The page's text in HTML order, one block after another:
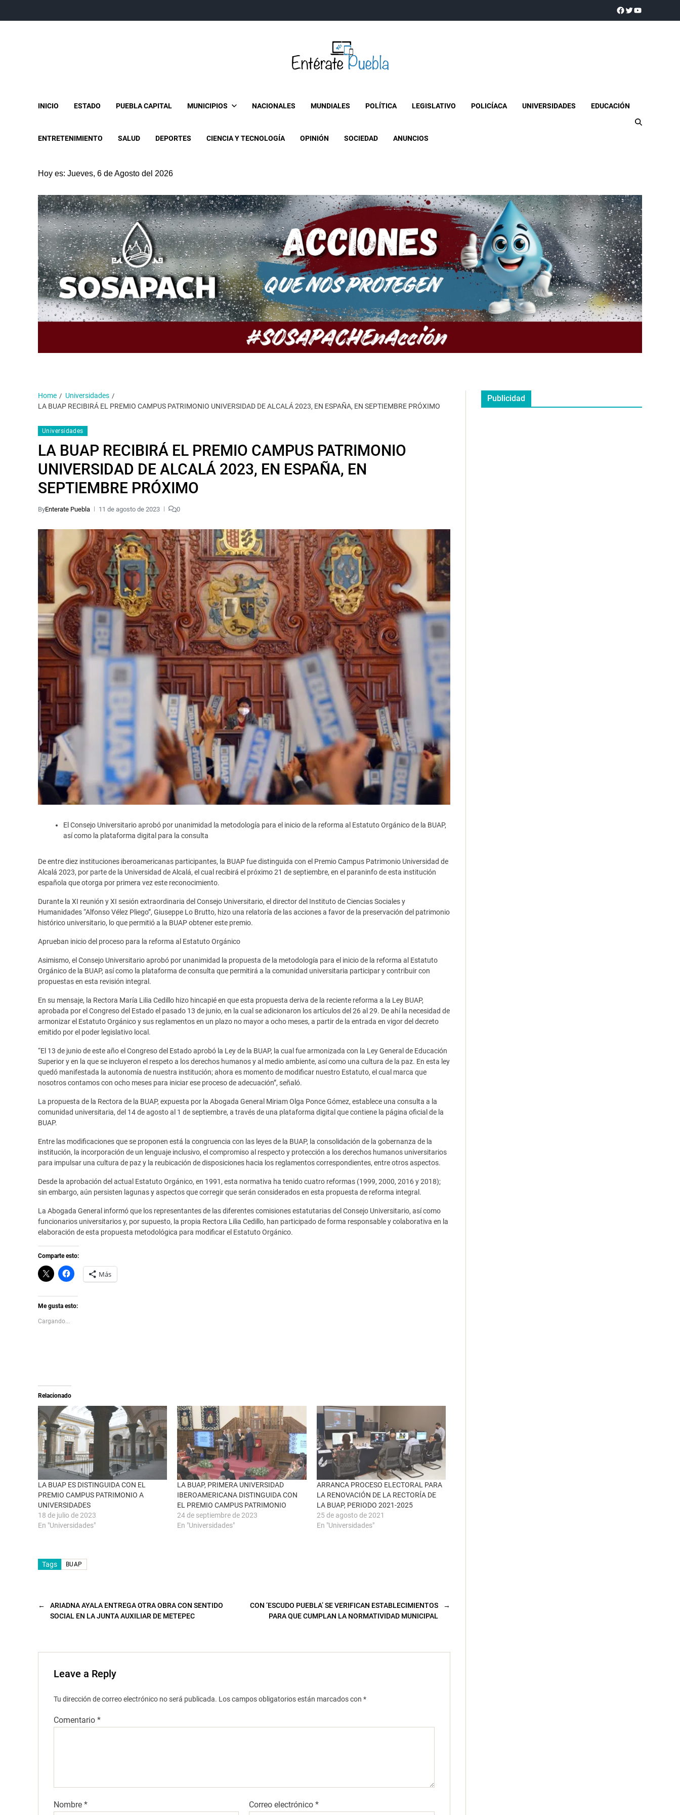
INICIO ESTADO PUEBLA CAPITAL MUNICIPIOS NACIONALES MUNDIALES POLÍTICA LEGISLATIVO POLICÍACA UNIVERSIDADES EDUCACIÓN
ENTRETENIMIENTO SALUD DEPORTES CIENCIA Y TECNOLOGÍA OPINIÓN SOCIEDAD ANUNCIOS
Hoy es: Jueves, 6 de Agosto del 2026
Home
Universidades
LA BUAP RECIBIRÁ EL PREMIO CAMPUS PATRIMONIO UNIVERSIDAD DE ALCALÁ 2023, EN ESPAÑA, EN SEPTIEMBRE PRÓXIMO
Universidades
LA BUAP RECIBIRÁ EL PREMIO CAMPUS PATRIMONIO
UNIVERSIDAD DE ALCALÁ 2023, EN ESPAÑA, EN
SEPTIEMBRE PRÓXIMO
ByEnterate Puebla 11 de agosto de 2023 0
El Consejo Universitario aprobó por unanimidad la metodología para el inicio de la reforma al Estatuto Orgánico de la BUAP,
así como la plataforma digital para la consulta
De entre diez instituciones iberoamericanas participantes, la BUAP fue distinguida con el Premio Campus Patrimonio Universidad de
Alcalá 2023, por parte de la Universidad de Alcalá, el cual recibirá el próximo 21 de septiembre, en el paraninfo de esta institución
española que otorga por primera vez este reconocimiento.
Durante la XI reunión y XI sesión extraordinaria del Consejo Universitario, el director del Instituto de Ciencias Sociales y
Humanidades “Alfonso Vélez Pliego”, Giuseppe Lo Brutto, hizo una relatoría de las acciones a favor de la preservación del patrimonio
histórico universitario, lo que permitió a la BUAP obtener este premio.
Aprueban inicio del proceso para la reforma al Estatuto Orgánico
Asimismo, el Consejo Universitario aprobó por unanimidad la propuesta de la metodología para el inicio de la reforma al Estatuto
Orgánico de la BUAP, así como la plataforma de consulta que permitirá a la comunidad universitaria participar y contribuir con
propuestas en esta revisión integral.
En su mensaje, la Rectora María Lilia Cedillo hizo hincapié en que esta propuesta deriva de la reciente reforma a la Ley BUAP,
aprobada por el Congreso del Estado el pasado 13 de junio, en la cual se adicionaron los artículos del 26 al 29. De ahí la necesidad de
armonizar el Estatuto Orgánico y sus reglamentos en un plazo no mayor a ocho meses, a partir de la entrada en vigor del decreto
emitido por el poder legislativo local.
“El 13 de junio de este año el Congreso del Estado aprobó la Ley de la BUAP, la cual fue armonizada con la Ley General de Educación
Superior y en la que se incluyeron el respeto a los derechos humanos y al medio ambiente, así como una cultura de la paz. En esta ley
quedó manifestada la autonomía de nuestra institución; ahora es momento de modificar nuestro Estatuto, el cual marca que
nosotros contamos con ocho meses para iniciar ese proceso de adecuación”, señaló.
La propuesta de la Rectora de la BUAP, expuesta por la Abogada General Miriam Olga Ponce Gómez, establece una consulta a la
comunidad universitaria, del 14 de agosto al 1 de septiembre, a través de una plataforma digital que contiene la página oficial de la
BUAP.
Entre las modificaciones que se proponen está la congruencia con las leyes de la BUAP, la consolidación de la gobernanza de la
institución, la incorporación de un lenguaje inclusivo, el compromiso al respecto y protección a los derechos humanos universitarios
para impulsar una cultura de paz y la reubicación de disposiciones hacia los reglamentos correspondientes, entre otros aspectos.
Desde la aprobación del actual Estatuto Orgánico, en 1991, esta normativa ha tenido cuatro reformas (1999, 2000, 2016 y 2018);
sin embargo, aún persisten lagunas y aspectos que corregir que serán considerados en esta propuesta de reforma integral.
La Abogada General informó que los representantes de las diferentes comisiones estatutarias del Consejo Universitario, así como
funcionarios universitarios y, por supuesto, la propia Rectora Lilia Cedillo, han participado de forma responsable y colaborativa en la
elaboración de esta propuesta metodológica para modificar el Estatuto Orgánico.
Comparte esto:
C
l
k
t
o
s
h
e
b
e
n
u
n
a
e
n
t
n
a
n
u
e
v
a
)
H
a
l
i
t
r
n
F
a
c
e
b
o
o
k
(
S
e
a
b
r
e
e
n
u
n
t
u
e
v
a
Más
Me gusta esto:
Cargando...
Relacionado
LA BUAP ES DISTINGUIDA CON EL
PREMIO CAMPUS PATRIMONIO A
UNIVERSIDADES
18 de julio de 2023
En "Universidades"
LA BUAP, PRIMERA UNIVERSIDAD
IBEROAMERICANA DISTINGUIDA CON
EL PREMIO CAMPUS PATRIMONIO
24 de septiembre de 2023
En "Universidades"
ARRANCA PROCESO ELECTORAL PARA
LA RENOVACIÓN DE LA RECTORÍA DE
LA BUAP, PERIODO 2021-2025
25 de agosto de 2021
En "Universidades"
Tags BUAP
←
ARIADNA AYALA ENTREGA OTRA OBRA CON SENTIDO
SOCIAL EN LA JUNTA AUXILIAR DE METEPEC
→
CON ‘ESCUDO PUEBLA’ SE VERIFICAN ESTABLECIMIENTOS
PARA QUE CUMPLAN LA NORMATIVIDAD MUNICIPAL
Leave a Reply
Tu dirección de correo electrónico no será publicada. Los campos obligatorios están marcados con *
Comentario *
Nombre * Correo electrónico*
Publicidad